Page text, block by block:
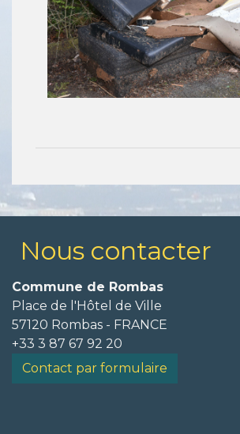
Nous contacter
Commune de Rombas
Place de l'Hôtel de Ville
57120 Rombas - FRANCE
+33 3 87 67 92 20
Contact par formulaire